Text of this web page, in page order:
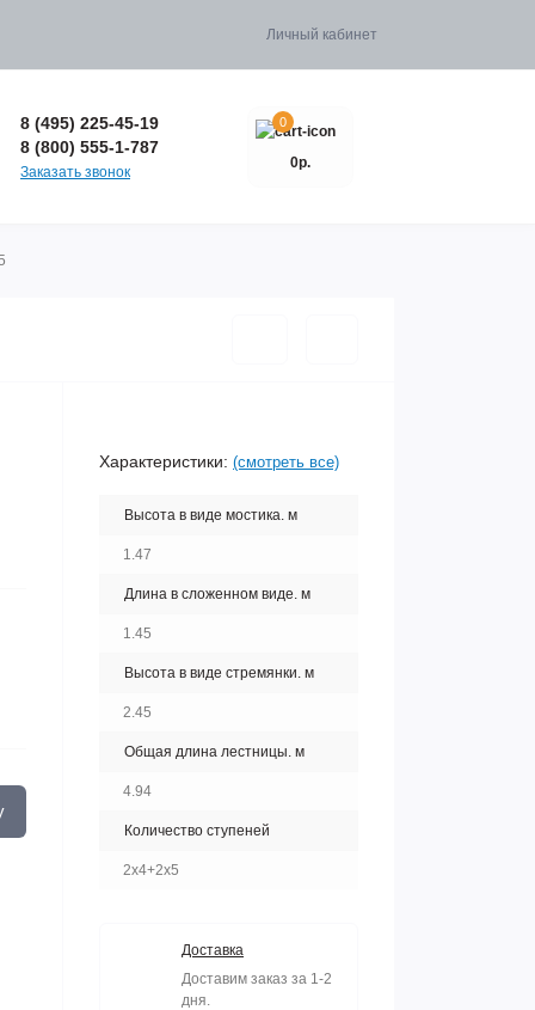
Личный кабинет
8 (495) 225-45-19
8 (800) 555-1-787
Заказать звонок
0
0р.
Характеристики: (смотреть все)
Высота в виде мостика. м
1.47
Длина в сложенном виде. м
1.45
Высота в виде стремянки. м
2.45
Общая длина лестницы. м
4.94
Количество ступеней
2х4+2х5
Доставка
Доставим заказ за 1-2
дня.